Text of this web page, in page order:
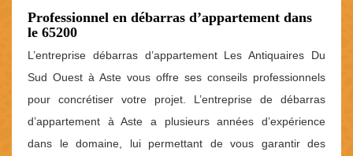
Professionnel en débarras d’appartement dans
le 65200
L’entreprise débarras d’appartement Les Antiquaires Du
Sud Ouest à Aste vous offre ses conseils professionnels
pour concrétiser votre projet. L’entreprise de débarras
d’appartement à Aste a plusieurs années d’expérience
dans le domaine, lui permettant de vous garantir des